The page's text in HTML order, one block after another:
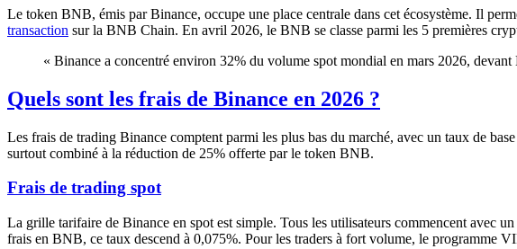
Le token BNB, émis par Binance, occupe une place centrale dans cet écosystème. Il
transaction sur la BNB Chain. En avril 2026, le BNB se classe parmi les 5 premières
« Binance a concentré environ 32% du volume spot mondial en mars 2026,
Quels sont les frais de Binance en 2026 ?
Les frais de trading Binance comptent parmi les plus bas du marché, avec un taux de
surtout combiné à la réduction de 25% offerte par le token BNB.
Frais de trading spot
La grille tarifaire de Binance en spot est simple. Tous les utilisateurs commencent avec
frais en BNB, ce taux descend à 0,075%. Pour les traders à fort volume, le programme